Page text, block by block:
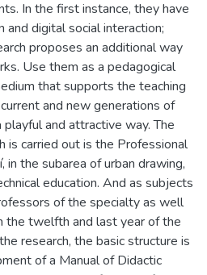
In the first instance, they have
and digital social interaction;
proposes an additional way
Use them as a pedagogical
that supports the teaching
and new generations of
and attractive way. The
is carried out is the Professional
in the subarea of urban drawing,
education. And as subjects
of the specialty as well
the twelfth and last year of the
research, the basic structure is
of a Manual of Didactic